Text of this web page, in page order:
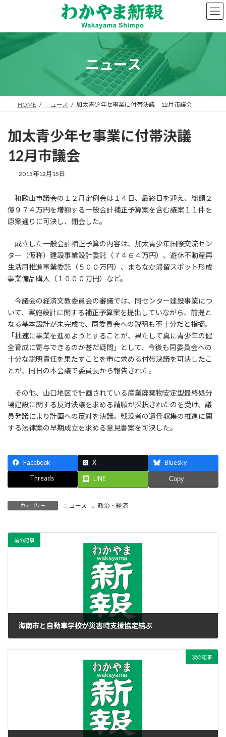
ン
へ
プ
ー
ョ
動
ニュース
HOME ニュース 加太青少年セ事業に付帯決議 12月市議会
加太青少年セ事業に付帯決議
12月市議会
2015年12月15日
和歌山市議会の１２月定例会は１４日、最終日を迎え、総額２
億９７４万円を増額する一般会計補正予算案を含む議案１１件を
原案通りに可決し、閉会した。
成立した一般会計補正予算の内容は、加太青少年国際交流セン
ター（仮称）建設事業設計委託（７４６４万円）、遊休不動産再
生活用推進事業委託（５００万円）、まちなか滞留スポット形成
事業備品購入（１０００万円）など。
今議会の経済文教委員会の審議では、同センター建設事業につ
いて、実施設計に関する補正予算案を提出していながら、前提と
なる基本設計が未完成で、同委員会への説明も不十分だと指摘。
「拙速に事業を進めようとすることが、果たして真に青少年の健
全育成に寄与できるのか甚だ疑問」として、今後も同委員会への
十分な説明責任を果たすことを市に求める付帯決議を可決したこ
とが、同日の本会議で委員長から報告された。
その他、山口地区で計画されている産業廃棄物安定型最終処分
場建設に関する反対決議を求める請願が採択されたのを受け、議
員発議により計画への反対を決議。戦没者の遺骨収集の推進に関
する法律案の早期成立を求める意見書案を可決した。
Facebook X Bluesky
Threads LINE Copy
カテゴリー ニュース 、 政治・経済
前の記事
海南市と自動車学校が災害時支援協定結ぶ
次の記事